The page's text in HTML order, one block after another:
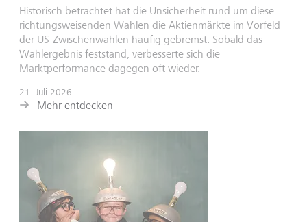
Historisch betrachtet hat die Unsicherheit rund um diese
richtungsweisenden Wahlen die Aktienmärkte im Vorfeld
der US-Zwischenwahlen häufig gebremst. Sobald das
Wahlergebnis feststand, verbesserte sich die
Marktperformance dagegen oft wieder.
21. Juli 2026
Mehr entdecken